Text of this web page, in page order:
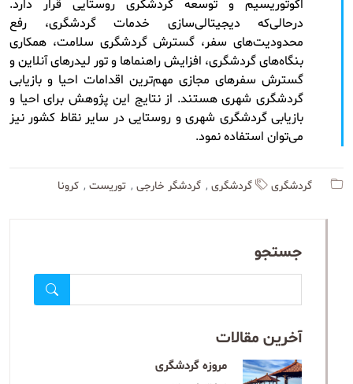
اکوتوریسیم و توسعه گردشگری روستایی قرار دارد.
درحالی‌که دیجیتالی‌سازی خدمات گردشگری، رفع
محدودیت‌های سفر، گسترش گردشگری سلامت، همکاری
بنگاه‌های گردشگری، افزایش راهنماها و تور لیدرهای آنلاین و
گسترش سفرهای مجازی مهم‌ترین اقدامات احیا و بازیابی
گردشگری شهری هستند. از نتایج این پژوهش برای احیا و
بازیابی گردشگری شهری و روستایی در سایر نقاط کشور نیز
می‌توان استفاده نمود.
گردشگری گردشگری گردشگر خارجی توریست کرونا
جستجو
آخرین مقالات
مروزه گردشگری